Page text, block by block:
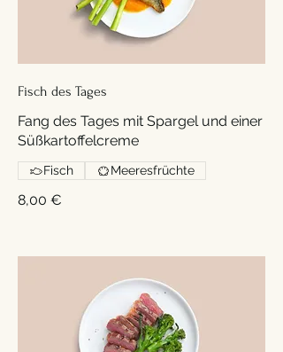
Fisch des Tages
Fang des Tages mit Spargel und einer
Süßkartoffelcreme
8,00 €
Fisch Meeresfrüchte